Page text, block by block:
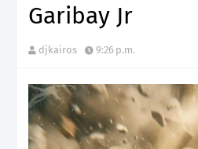
Garibay Jr
djkairos 9:26 p.m.